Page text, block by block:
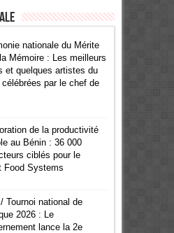
nationale du Mérite
Mémoire : Les meilleurs
et quelques artistes du
célébrées par le chef de
de la productivité
au Bénin : 36 000
ciblés pour le
Food Systems
Tournoi national de
2026 : Le
lance la 2e